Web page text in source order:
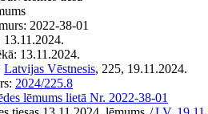
2022-38-01
13.11.2024.
13.11.2024.
Latvijas Vēstnesis, 225, 19.11.2024.
2024/225.8
lēmums lietā Nr. 2022-38-01